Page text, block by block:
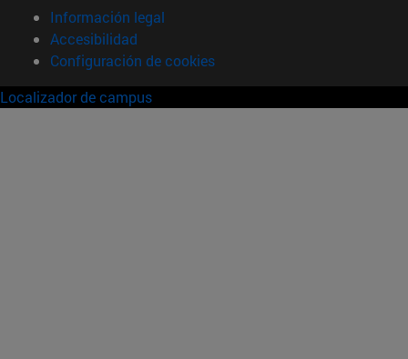
Información legal
Accesibilidad
Configuración de cookies
Localizador de campus